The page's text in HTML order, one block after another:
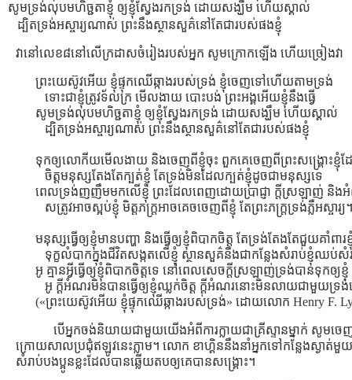
សូមទ្រង់លុបមហិច្ជតាខ្ញុំ ឲ្យខ្ញុំស្វែងរកទ្រង់ ដោយសង្ឃឹម ហើយស្គាល់
ដ្បិតទ្រង់អស្ចារ្យណាស់ ព្រះនឹងស្ថានសួគ៌នៅតែជារបស់ផងខ្ញុំ
វានៅលេខ៨នៅលើក្រដាសចំរៀងរបស់អ្នក សូមក្រោកឡើង ហើយច្រៀងវា
ព្រះយេស៊ូវអើយ ខ្ញុំផ្ទុកឈើឆ្កាងរបស់ទ្រង់ ខ្ញុំចេញទៅហើយតាមទ្រង់
ទោះជាខ្ញុំត្រូវទ័លក្រ មើលងាយ បោះបង់ ព្រះអង្គអើយខ្ញុំនឹងធ្វើ
សូមទ្រង់លុបមហិច្ជតាខ្ញុំ ឲ្យខ្ញុំស្វែងរកទ្រង់ ដោយសង្ឃឹម ហើយស្គាល់
ដ្បិតទ្រង់អស្ចារ្យណាស់ ព្រះនឹងស្ថានសួគ៌នៅតែជារបស់ផងខ្ញុំ
ទុកឲ្យលោកីយមើលងាយ និងចេញពីខ្ញុំចុះ ពួកគេចេញពីព្រះសង្រ្គោះខ្ញុំដែ
ចិត្ដមនុស្សតែងតែក្បត់ខ្ញុំ តែទ្រង់មិនដែលក្បត់ខ្ញុំដូចជាមនុស្សទេ
ពេលទ្រង់ញញឹមមកលើខ្ញុំ ព្រះដែលពេញដោយប្រាជ្ញា ក្ដីស្រឡាញ់ និ
សត្រូវអាចស្អប់ខ្ញុំ មិត្ដភក្រ្ដអាចគេចចេញពីខ្ញុំ តែព្រះភក្រ្ដទ្រង់ភ្លឺអស្ចារ្យ។
មនុស្សធ្វើឲ្យខ្ញុំមានបញ្ហា និងធ្វើឲ្យខ្ញុំពិបាកចិត្ដ តែទ្រង់តែងតែជួយគាំពារខ្
ទុក្ខលំបាកក្នុងជីវិតសង្កតលើខ្ញុំ ស្ថានសួគ៌នឹងជាកន្លែងសំរាប់ខ្ញុំឈប់សំ
អូ គ្មានអ្វីធ្វើឲ្យខ្ញុំពិបាកចិត្ដទេ នៅពេលសេចក្ដីស្រឡាញ់ទ្រង់បានទុកឲ្យខ្ញុំ
អូ ក្ដីអំណរមិនបានធ្វើឲ្យខ្ញុំឈ្លក់ចិត្ដ ក្ដីអំណរនោះមិនលាយជាមួយទ្រង់
(«ព្រះយេស៊ូវអើយ ខ្ញុំផ្ទុកឈើឆ្កាងរបស់ទ្រង់» ដោយលោក Henry F.
បើអ្នកចង់និយាយជាមួយយើងអំពីការក្លាយជាគ្រីស្ទានម្នាក់ សូមចេ
ក្រោយសាលប្រជុំឥឡូវនេះភ្លាម។ លោក ខាហ្គិននឹងនាំអ្នកទៅកន្លែងស្ងាត់
សំរាប់បងប្អូនខ្លះដែលបានឆ្លើយតបឲ្យគេបានសង្រ្គោះ។